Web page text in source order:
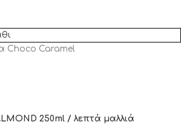
Choco Caramel
250ml / λεπτά μαλλιά